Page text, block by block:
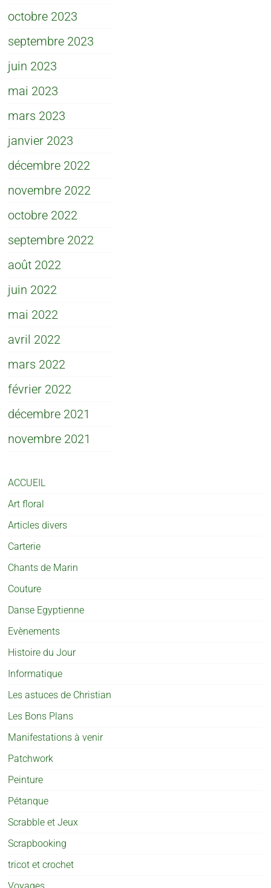
octobre 2023
septembre 2023
juin 2023
mai 2023
mars 2023
janvier 2023
décembre 2022
novembre 2022
octobre 2022
septembre 2022
août 2022
juin 2022
mai 2022
avril 2022
mars 2022
février 2022
décembre 2021
novembre 2021
ACCUEIL
Art floral
Articles divers
Carterie
Chants de Marin
Couture
Danse Egyptienne
Evènements
Histoire du Jour
Informatique
Les astuces de Christian
Les Bons Plans
Manifestations à venir
Patchwork
Peinture
Pétanque
Scrabble et Jeux
Scrapbooking
tricot et crochet